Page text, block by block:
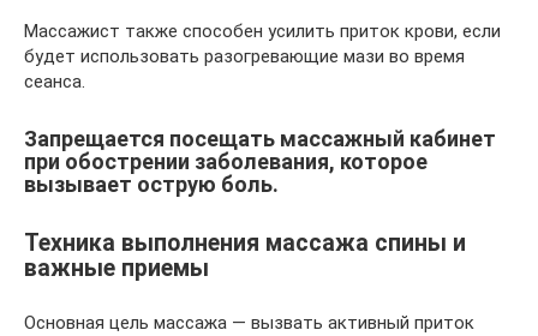
Массажист также способен усилить приток крови, если
будет использовать разогревающие мази во время
сеанса.
Запрещается посещать массажный кабинет
при обострении заболевания, которое
вызывает острую боль.
Техника выполнения массажа спины и
важные приемы
Основная цель массажа — вызвать активный приток